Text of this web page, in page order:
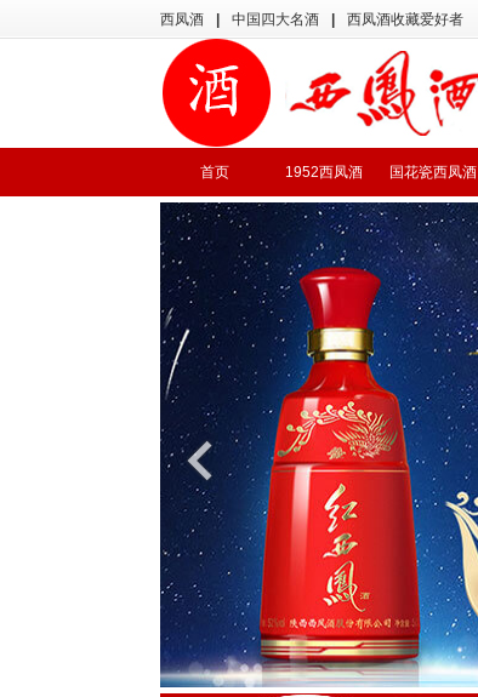
西凤酒 中国四大名酒 西凤酒收藏爱好者
首页 1952西凤酒 国花瓷西凤酒